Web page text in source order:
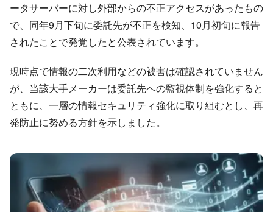
ータサーバーに対し外部からの不正アクセスがあったもの
で、同年9月下旬に委託先が不正を検知、10月初旬に報告
されたことで発覚したと公表されています。
現時点で情報の二次利用などの被害は確認されていません
が、当該大手メーカーは委託先への監視体制を強化すると
ともに、一層の情報セキュリティ強化に取り組むとし、再
発防止に努める方針を示しました。